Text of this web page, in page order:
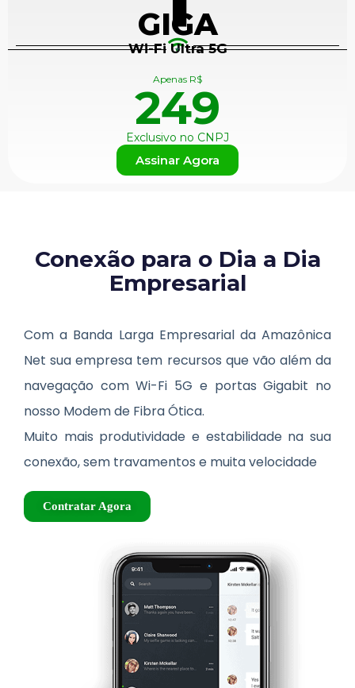
GIGA
Wi-Fi Ultra 5G
+
Apenas R$
249
Exclusivo no CNPJ
Assinar Agora
Conexão para o Dia a Dia
Empresarial
Com a Banda Larga Empresarial da Amazônica
Net sua empresa tem recursos que vão além da
navegação com Wi-Fi 5G e portas Gigabit no
nosso Modem de Fibra Ótica.
Muito mais produtividade e estabilidade na sua
conexão, sem travamentos e muita velocidade
Contratar Agora